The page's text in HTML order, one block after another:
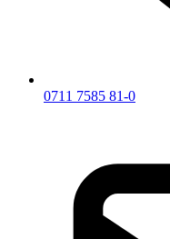
0711 7585 81-0